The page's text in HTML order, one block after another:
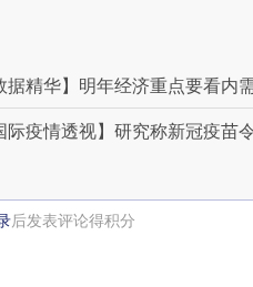
据精华】明年经济重点要看内
际疫情透视】研究称新冠疫苗
后发表评论得积分